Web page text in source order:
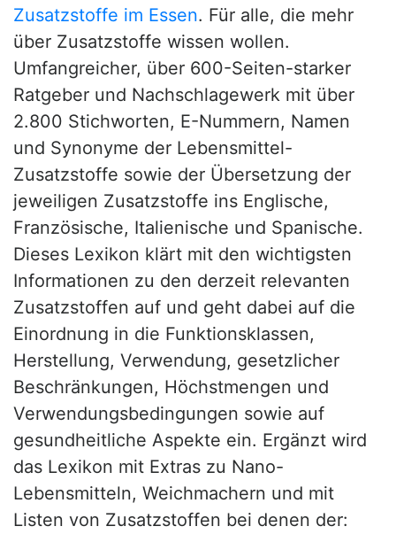
Zusatzstoffe im Essen. Für alle, die mehr
über Zusatzstoffe wissen wollen.
Umfangreicher, über 600-Seiten-starker
Ratgeber und Nachschlagewerk mit über
2.800 Stichworten, E-Nummern, Namen
und Synonyme der Lebensmittel-
Zusatzstoffe sowie der Übersetzung der
jeweiligen Zusatzstoffe ins Englische,
Französische, Italienische und Spanische.
Dieses Lexikon klärt mit den wichtigsten
Informationen zu den derzeit relevanten
Zusatzstoffen auf und geht dabei auf die
Einordnung in die Funktionsklassen,
Herstellung, Verwendung, gesetzlicher
Beschränkungen, Höchstmengen und
Verwendungsbedingungen sowie auf
gesundheitliche Aspekte ein. Ergänzt wird
das Lexikon mit Extras zu Nano-
Lebensmitteln, Weichmachern und mit
Listen von Zusatzstoffen bei denen der: